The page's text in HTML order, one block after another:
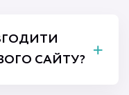
САЙТУ?